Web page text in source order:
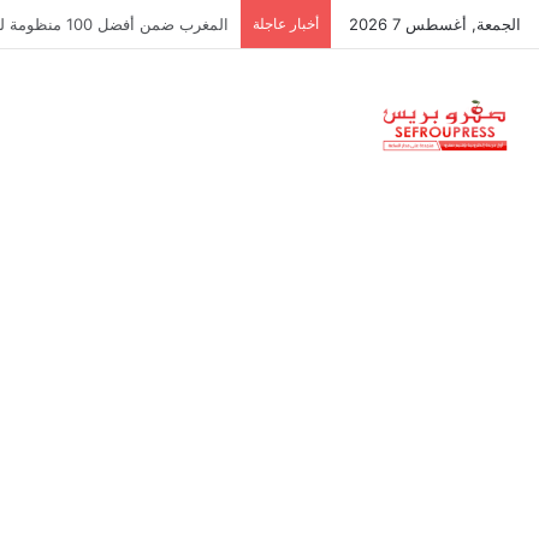
الجمعة, أغسطس 7 2026 أخبار عاجلة سبتة ومليلية… حين يتحدث أنصار